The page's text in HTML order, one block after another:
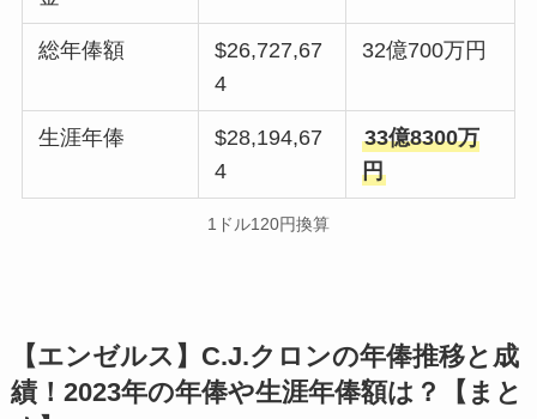
総年俸額
$26,727,67
4
32億700万円
生涯年俸
$28,194,67
4
33億8300万
円
1ドル120円換算
【エンゼルス】C.J.クロンの年俸推移と成
績！2023年の年俸や生涯年俸額は？【まと